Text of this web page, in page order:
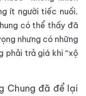
ít người tiếc nuối.
có thể thấy đã
nhưng có những
phải trả giá khi “xộ
Chung đã để lại